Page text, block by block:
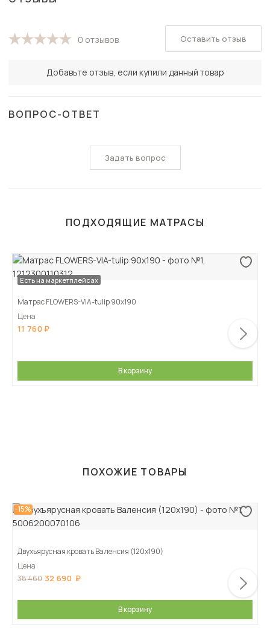
0 отзывов
Добавьте отзыв, если купили данный товар
Оставить отзыв
ВОПРОС-ОТВЕТ
Задать вопрос
ПОДХОДЯЩИЕ МАТРАСЫ
Есть на маркетплейсах
Матрас FLOWERS-VIA-tulip 90х190
Цена
11 760
В корзину
ПОХОЖИЕ ТОВАРЫ
-15%
Двухъярусная кровать Валенсия (120х190)
Цена
38 460 32 690
В корзину